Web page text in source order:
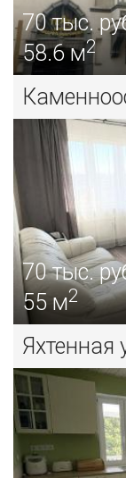
70тыс.
58.6 м2
70тыс.
55 м2
Яхтенная